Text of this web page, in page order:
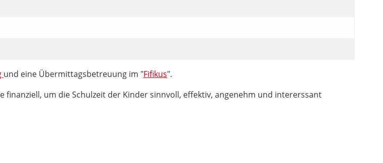
und eine Übermittagsbetreuung im "Fifikus".
um die Schulzeit der Kinder sinnvoll, effektiv, angenehm und intererssant